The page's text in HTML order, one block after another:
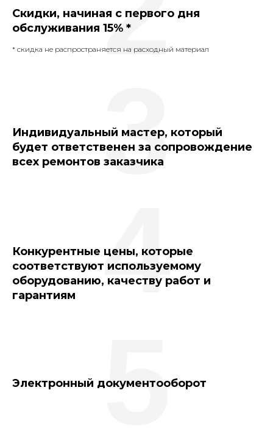
Скидки, начиная с первого дня
обслуживания 15% *
* скидка не распространяется на расходный материал
Индивидуальный мастер, который
будет ответственен за сопровождение
всех ремонтов заказчика
3
Конкурентные цены, которые
соответствуют используемому
оборудованию, качеству работ и
гарантиям
4
Электронный документооборот
5